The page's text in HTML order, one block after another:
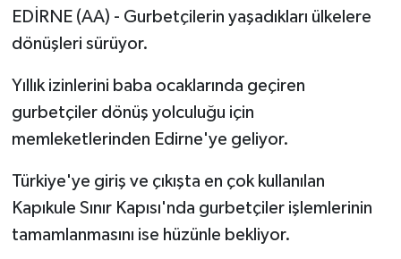
EDİRNE (AA) - Gurbetçilerin yaşadıkları ülkelere
dönüşleri sürüyor.
Yıllık izinlerini baba ocaklarında geçiren
gurbetçiler dönüş yolculuğu için
memleketlerinden Edirne'ye geliyor.
Türkiye'ye giriş ve çıkışta en çok kullanılan
Kapıkule Sınır Kapısı'nda gurbetçiler işlemlerinin
tamamlanmasını ise hüzünle bekliyor.